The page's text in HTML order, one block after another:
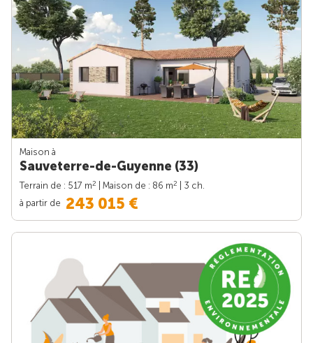
Maison à
Sauveterre-de-Guyenne (33)
Terrain de : 517 m2 | Maison de : 86 m2
| 3 ch.
à partir de 243 015 €